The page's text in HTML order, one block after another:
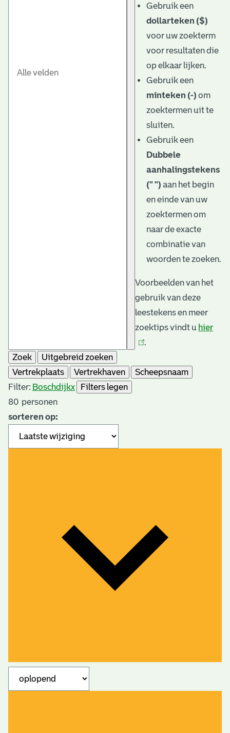
Gebruik een
dollarteken ($)
voor uw zoekterm
voor resultaten die
op elkaar lijken.
Gebruik een
minteken (-) om
zoektermen uit te
sluiten.
Gebruik een
Dubbele
aanhalingstekens
(" ") aan het begin
en einde van uw
zoektermen om
naar de exacte
combinatie van
woorden te zoeken.
Voorbeelden van het
gebruik van deze
leestekens en meer
zoektips vindt u hier
.
Zoek
Uitgebreid zoeken
Vertrekplaats
Vertrekhaven
Scheepsnaam
Filter: Boschdijkx
Filters legen
80 personen
sorteren op: